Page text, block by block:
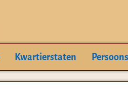
Kwartierstaten